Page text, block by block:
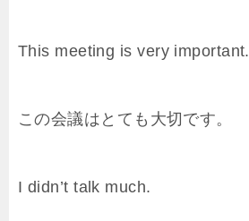
This meeting is very important.
この会議はとても大切です。
I didn’t talk much.